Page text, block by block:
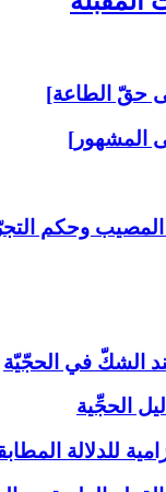
حقّ الطاعة]
المشهور]
وحكم
الشكّ في الحجّيّة
الحجِّية
للدلالة